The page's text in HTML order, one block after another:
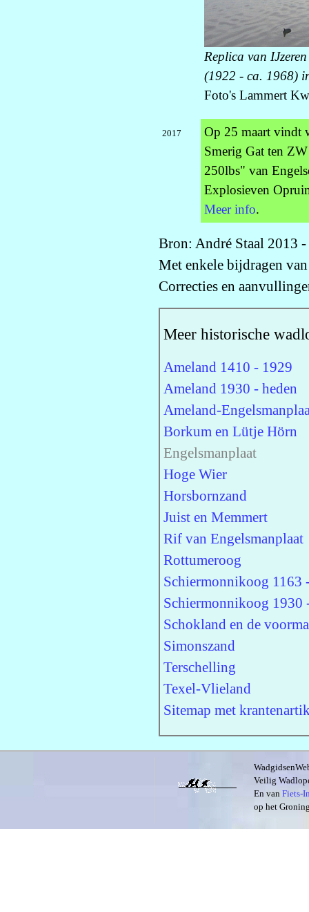
Replica van
(1922 - ca. 1968)
Foto's Lammert
2017
Op 25 maart vindt
Smerig Gat ten
250lbs" van
Explosieven
Meer info.
Bron: André Staal 2013
Met enkele bijdragen
Correcties en
Meer historische
Ameland 1410 - 1929
Ameland 1930 - heden
Ameland-
Borkum en Lütje Hörn
Engelsmanplaat
Hoge Wier
Horsbornzand
Juist en Memmert
Rif van Engelsmanplaat
Rottumeroog
Schiermonnikoog 1163
Schiermonnikoog 1930
Schokland en de
Simonszand
Terschelling
Texel-Vlieland
Sitemap met
Veilig
En van Fiets-
op het